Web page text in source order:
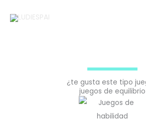
¿te gusta este tipo
juegos de equilibrio